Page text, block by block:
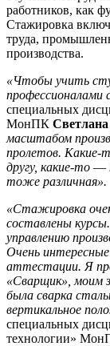
работников, как
Стажировка
труда,
производства.
«Чтобы учить
профессионалами
специальных
МонПК
масштабом
пролетов. Какие-
другу, какие-то ―
тоже различная».
«Стажировка
составлены
управлению
Очень
аттестации. Я
«Сварщик», моим
была сварка
вертикальное
специальных
технологии»